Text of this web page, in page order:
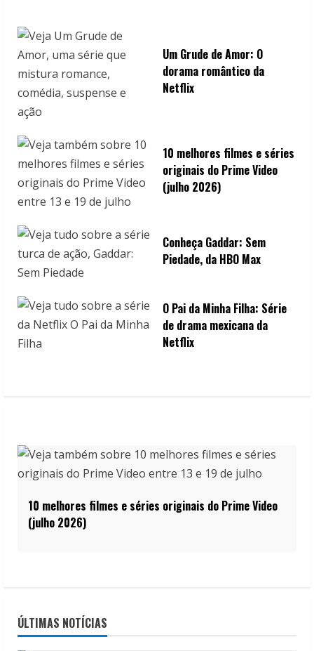
Um Grude de Amor: O
dorama romântico da
Netflix
10 melhores filmes e séries
originais do Prime Video
(julho 2026)
Conheça Gaddar: Sem
Piedade, da HBO Max
O Pai da Minha Filha: Série
de drama mexicana da
Netflix
10 melhores filmes e séries originais do Prime Video
(julho 2026)
ÚLTIMAS NOTÍCIAS